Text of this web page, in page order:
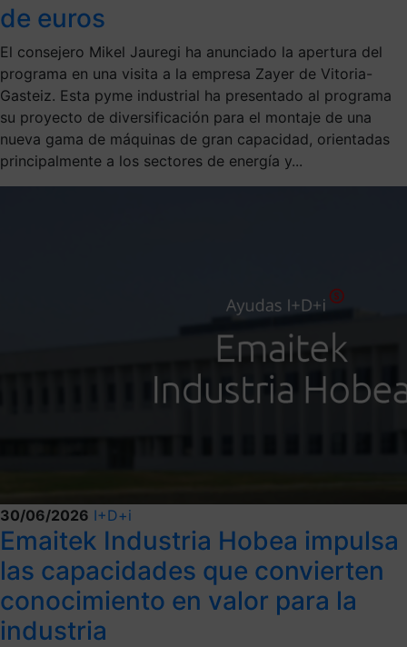
de euros
El consejero Mikel Jauregi ha anunciado la apertura del
programa en una visita a la empresa Zayer de Vitoria-
Gasteiz. Esta pyme industrial ha presentado al programa
su proyecto de diversificación para el montaje de una
nueva gama de máquinas de gran capacidad, orientadas
principalmente a los sectores de energía y...
30/06/2026 I+D+i
Emaitek Industria Hobea impulsa
las capacidades que convierten
conocimiento en valor para la
industria